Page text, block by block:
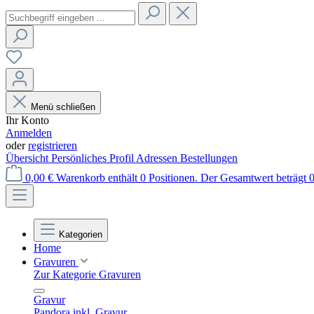
Menü schließen
Ihr Konto
Anmelden
oderregistrieren
ÜbersichtPersönliches ProfilAdressen Bestellungen
0,00 € Warenkorb enthält 0 Positionen. Der Gesamtwert beträgt
Kategorien
Home
Gravuren
Zur Kategorie Gravuren
Gravur